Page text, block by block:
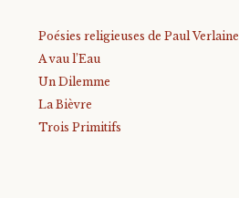
Poésies religieuses de Paul Verlaine
A vau l’Eau
Un Dilemme
La Bièvre
Trois Primitifs